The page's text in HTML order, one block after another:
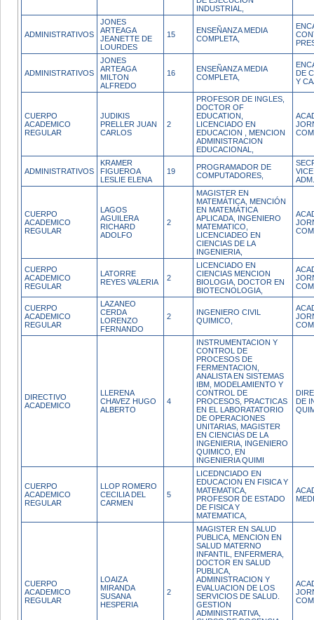
INDUSTRIAL,
ADMINISTRATIVOS
JONES
ARTEAGA
JEANETTE DE
LOURDES
15
ENSEÑANZA MEDIA
COMPLETA,
ADMINISTRATIVOS
JONES
ARTEAGA
MILTON
ALFREDO
16
ENSEÑANZA MEDIA
COMPLETA,
DE
Y
CUERPO
ACADEMICO
REGULAR
JUDIKIS
PRELLER JUAN
CARLOS
2
PROFESOR DE INGLES,
DOCTOR OF
EDUCATION,
LICENCIADO EN
EDUCACION , MENCION
ADMINISTRACION
EDUCACIONAL,
ADMINISTRATIVOS
KRAMER
FIGUEROA
LESLIE ELENA
19
PROGRAMADOR DE
COMPUTADORES,
CUERPO
ACADEMICO
REGULAR
LAGOS
AGUILERA
RICHARD
ADOLFO
2
MAGISTER EN
MATEMÁTICA, MENCIÓN
EN MATEMÁTICA
APLICADA, INGENIERO
MATEMATICO,
LICENCIADEO EN
CIENCIAS DE LA
INGENIERIA,
CUERPO
ACADEMICO
REGULAR
LATORRE
REYES VALERIA
2
LICENCIADO EN
CIENCIAS MENCION
BIOLOGIA, DOCTOR EN
BIOTECNOLOGIA,
CUERPO
ACADEMICO
REGULAR
LAZANEO
CERDA
LORENZO
FERNANDO
2
INGENIERO CIVIL
QUIMICO,
DIRECTIVO
ACADEMICO
LLERENA
CHAVEZ HUGO
ALBERTO
4
INSTRUMENTACION Y
CONTROL DE
PROCESOS DE
FERMENTACION,
ANALISTA EN SISTEMAS
IBM, MODELAMIENTO Y
CONTROL DE
PROCESOS, PRACTICAS
EN EL LABORATATORIO
DE OPERACIONES
UNITARIAS, MAGISTER
EN CIENCIAS DE LA
INGENIERIA, INGENIERO
QUIMICO, EN
INGENIERIA QUIMI
DE
CUERPO
ACADEMICO
REGULAR
LLOP ROMERO
CECILIA DEL
CARMEN
5
LICEDNCIADO EN
EDUCACION EN FISICA Y
MATEMATICA,
PROFESOR DE ESTADO
DE FISICA Y
MATEMATICA,
CUERPO
ACADEMICO
REGULAR
LOAIZA
MIRANDA
SUSANA
HESPERIA
2
MAGISTER EN SALUD
PUBLICA, MENCION EN
SALUD MATERNO
INFANTIL, ENFERMERA,
DOCTOR EN SALUD
PUBLICA,
ADMINISTRACION Y
EVALUACION DE LOS
SERVICIOS DE SALUD.
GESTION
ADMINISTRATIVA,